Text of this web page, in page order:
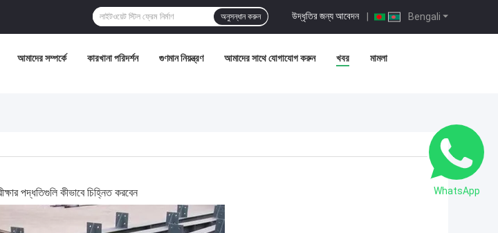
Bengali
উদ্ধৃতির জন্য আবেদন |
অনুসন্ধান করুন
আমাদের সম্পর্কে কারখানা পরিদর্শন গুণমান নিয়ন্ত্রণ আমাদের সাথে যোগাযোগ করুন খবর মামলা
পদ্ধতিগুলি কীভাবে চিহ্নিত করবেন WhatsApp